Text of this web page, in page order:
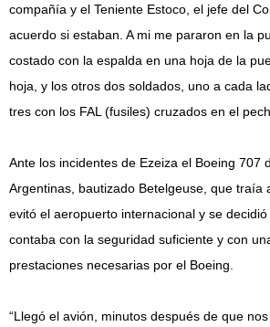
compañía y el Teniente Estoco, el jefe del
acuerdo si estaban. A mi me pararon en la
costado con la espalda en una hoja de la
hoja, y los otros dos soldados, uno a cada
tres con los FAL (fusiles) cruzados en el
Ante los incidentes de Ezeiza el Boeing 707
Argentinas, bautizado Betelgeuse, que traía
evitó el aeropuerto internacional y se
contaba con la seguridad suficiente y con
prestaciones necesarias por el Boeing.
“Llegó el avión, minutos después de que